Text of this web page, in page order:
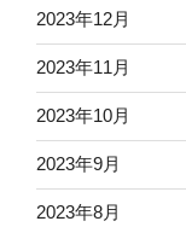
2023年12月
2023年11月
2023年10月
2023年9月
2023年8月